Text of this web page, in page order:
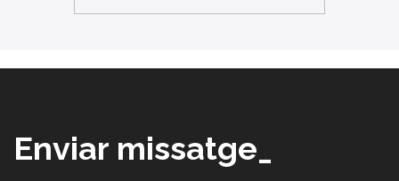
Enviar missatge_